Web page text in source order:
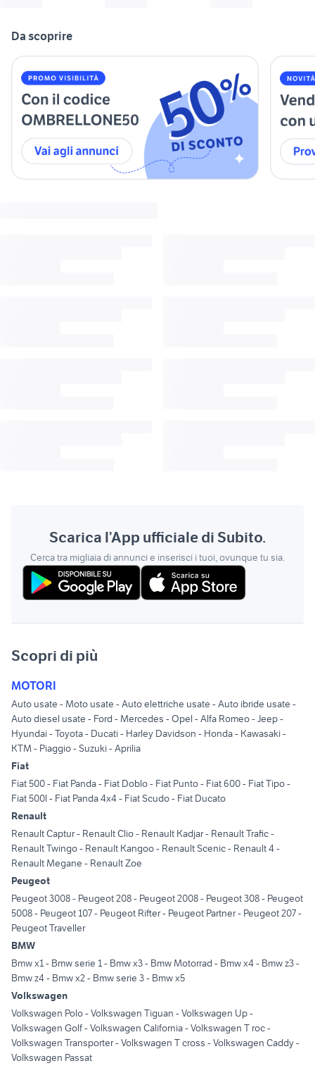
Da scoprire
Scarica l’App ufficiale di Subito.
Cerca tra migliaia di annunci e inserisci i tuoi, ovunque tu sia.
Scopri di più
MOTORI
Auto usate -Moto usate -Auto elettriche usate -Auto ibride usate -
Auto diesel usate - Ford -Mercedes -Opel -Alfa Romeo-Jeep-
Hyundai-Toyota- Ducati- Harley Davidson - Honda- Kawasaki-
KTM- Piaggio-Suzuki-Aprilia
Fiat
Fiat 500- Fiat Panda- Fiat Doblo- Fiat Punto- Fiat 600- Fiat Tipo-
Fiat 500l - Fiat Panda 4x4- Fiat Scudo- Fiat Ducato
Renault
Renault Captur- Renault Clio- Renault Kadjar- Renault Trafic-
Renault Twingo- Renault Kangoo- Renault Scenic- Renault 4-
Renault Megane - Renault Zoe
Peugeot
Peugeot 3008- Peugeot 208- Peugeot 2008- Peugeot 308- Peugeot
5008- Peugeot 107- Peugeot Rifter- Peugeot Partner- Peugeot 207-
Peugeot Traveller
BMW
Bmw x1- Bmw serie 1- Bmw x3- Bmw Motorrad - Bmw x4- Bmw z3-
Bmw z4- Bmw x2- Bmw serie 3- Bmw x5
Volkswagen
Volkswagen Polo-Volkswagen Tiguan -Volkswagen Up-
Volkswagen Golf-Volkswagen California-Volkswagen T roc-
Volkswagen Transporter-Volkswagen T cross -Volkswagen Caddy-
Volkswagen Passat